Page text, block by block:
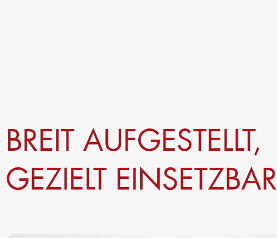
BREIT AUFGESTELLT,
GEZIELT EINSETZBAR